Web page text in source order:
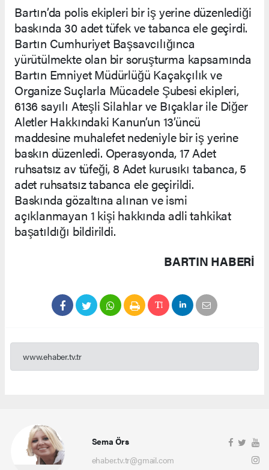
Bartın’da polis ekipleri bir iş yerine düzenlediği
baskında 30 adet tüfek ve tabanca ele geçirdi.
Bartın Cumhuriyet Başsavcılığınca
yürütülmekte olan bir soruşturma kapsamında
Bartın Emniyet Müdürlüğü Kaçakçılık ve
Organize Suçlarla Mücadele Şubesi ekipleri,
6136 sayılı Ateşli Silahlar ve Bıçaklar ile Diğer
Aletler Hakkındaki Kanun’un 13’üncü
maddesine muhalefet nedeniyle bir iş yerine
baskın düzenledi. Operasyonda, 17 Adet
ruhsatsız av tüfeği, 8 Adet kurusıkı tabanca, 5
adet ruhsatsız tabanca ele geçirildi.
Baskında gözaltına alınan ve ismi
açıklanmayan 1 kişi hakkında adli tahkikat
başatıldığı bildirildi.
BARTIN HABERİ
www.ehaber.tv.tr
Sema Örs
ehaber.tv.tr@gmail.com